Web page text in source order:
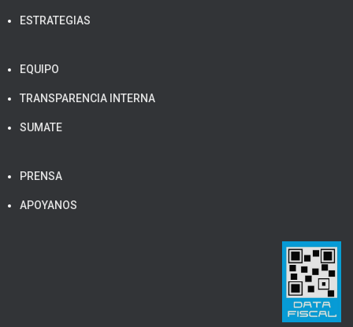
ESTRATEGIAS
EQUIPO
TRANSPARENCIA INTERNA
SUMATE
PRENSA
APOYANOS